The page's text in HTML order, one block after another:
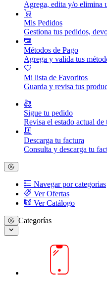
Agrega, edita y/o elimina
Mis Pedidos
Gestiona tus pedidos,
Métodos de Pago
Agrega y valida tus
Mi lista de Favoritos
Guarda y revisa tus
Sigue tu pedido
Revisa el estado actual de
Descarga tu factura
Consulta y descarga tu
Navegar por categorias
Ver Ofertas
Ver Catálogo
Categorías